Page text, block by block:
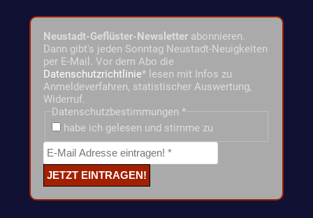
Neustadt-Geflüster-Newsletter abonnieren.
Dann gibt's jeden Sonntag Neustadt-Neuigkeiten
per E-Mail. Vor dem Abo die
Datenschutzrichtlinie* lesen mit Infos zu
Anmeldeverfahren, statistischer Auswertung,
Widerruf.
Datenschutzbestimmungen *
habe ich gelesen und stimme zu